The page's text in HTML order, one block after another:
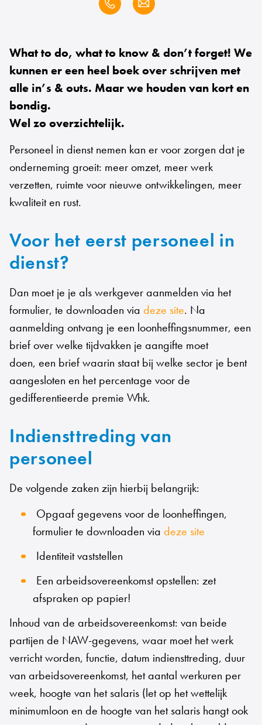
What to do, what to know & don’t forget! We
kunnen er een heel boek over schrijven met
alle in’s & outs. Maar we houden van kort en
bondig.
Wel zo overzichtelijk.
Personeel in dienst nemen kan er voor zorgen dat je
onderneming groeit: meer omzet, meer werk
verzetten, ruimte voor nieuwe ontwikkelingen, meer
kwaliteit en rust.
Voor het eerst personeel in
dienst?
Dan moet je je als werkgever aanmelden via het
formulier, te downloaden via deze site. Na
aanmelding ontvang je een loonheffingsnummer, een
brief over welke tijdvakken je aangifte moet
doen, een brief waarin staat bij welke sector je bent
aangesloten en het percentage voor de
gedifferentieerde premie Whk.
Indiensttreding van
personeel
De volgende zaken zijn hierbij belangrijk:
Opgaaf gegevens voor de loonheffingen,
formulier te downloaden via deze site
Identiteit vaststellen
Een arbeidsovereenkomst opstellen: zet
afspraken op papier!
Inhoud van de arbeidsovereenkomst: van beide
partijen de NAW-gegevens, waar moet het werk
verricht worden, functie, datum indiensttreding, duur
van arbeidsovereenkomst, het aantal werkuren per
week, hoogte van het salaris (let op het wettelijk
minimumloon en de hoogte van het salaris hangt ook